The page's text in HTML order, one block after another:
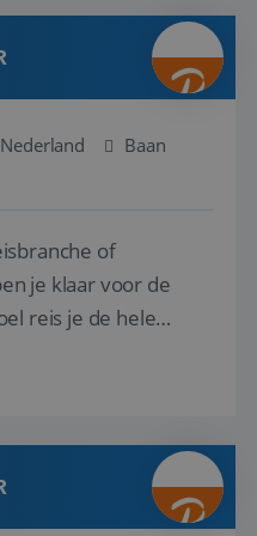
vragen ...
Baan
of
je klaar voor de
reis je de hele
en wat er in de
droomreis te